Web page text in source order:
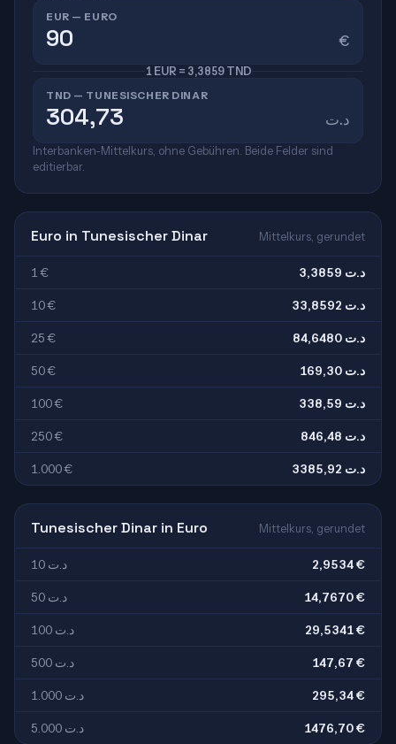
EUR — EURO
€
1 EUR = 3,3859 TND
TND — TUNESISCHER DINAR
د.ت
Interbanken-Mittelkurs, ohne Gebühren. Beide Felder sind
editierbar.
Euro in Tunesischer Dinar Mittelkurs, gerundet
1 € 3,3859 د.ت
10 € 33,8592 د.ت
25 € 84,6480 د.ت
50 € 169,30 د.ت
100 € 338,59 د.ت
250 € 846,48 د.ت
1.000 € 3385,92 د.ت
Tunesischer Dinar in Euro Mittelkurs, gerundet
10 د.ت 2,9534 €
50 د.ت 14,7670 €
100 د.ت 29,5341 €
500 د.ت 147,67 €
1.000 د.ت 295,34 €
5.000 د.ت 1476,70 €